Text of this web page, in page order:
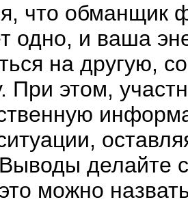
что обманщик
одно, и ваша
на другую,
При этом,
делайте
можно